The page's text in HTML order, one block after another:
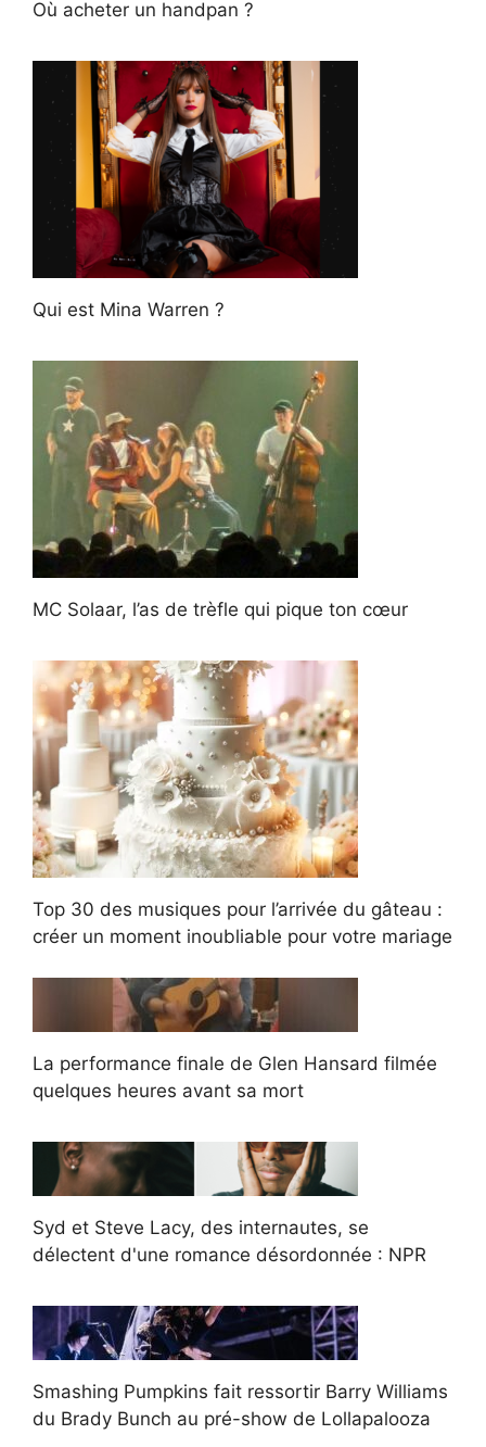
Où acheter un handpan ?
Qui est Mina Warren ?
MC Solaar, l’as de trèfle qui pique ton cœur
Top 30 des musiques pour l’arrivée du gâteau :
créer un moment inoubliable pour votre mariage
La performance finale de Glen Hansard filmée
quelques heures avant sa mort
Syd et Steve Lacy, des internautes, se
délectent d'une romance désordonnée : NPR
Smashing Pumpkins fait ressortir Barry Williams
du Brady Bunch au pré-show de Lollapalooza